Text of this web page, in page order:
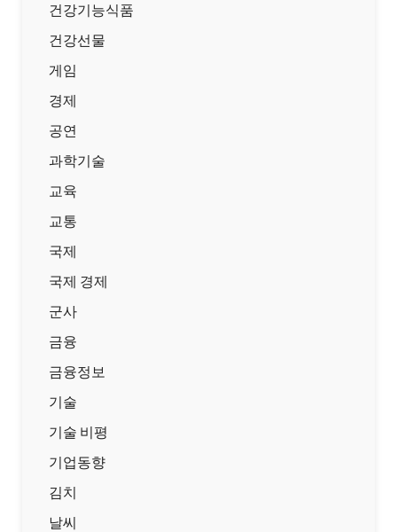
건강기능식품
건강선물
게임
경제
공연
과학기술
교육
교통
국제
국제 경제
군사
금융
금융정보
기술
기술 비평
기업동향
김치
날씨